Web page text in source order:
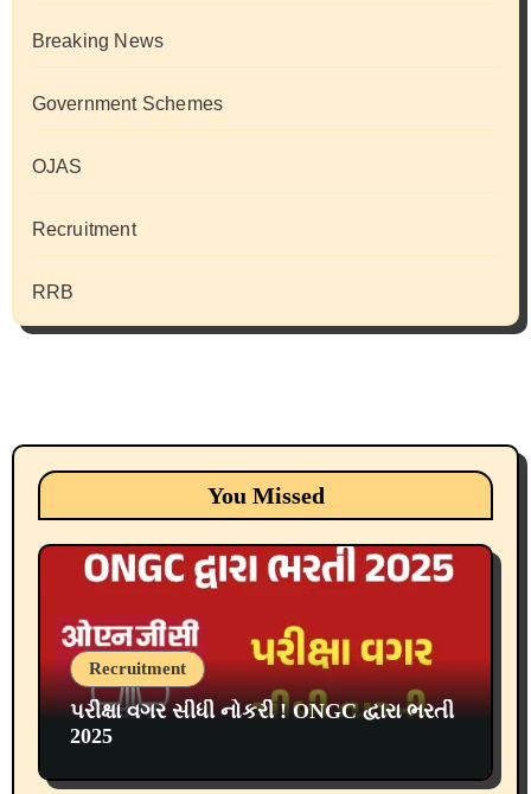
Breaking News
Government Schemes
OJAS
Recruitment
RRB
You Missed
Recruitment
પરીક્ષા વગર સીધી નોકરી ! ONGC દ્વારા ભરતી
2025